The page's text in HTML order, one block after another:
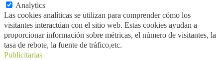
Analytics
Las cookies analíticas se utilizan para comprender cómo los
visitantes interactúan con el sitio web. Estas cookies ayudan a
proporcionar información sobre métricas, el número de visitantes, la
tasa de rebote, la fuente de tráfico,etc.
Publicitarias